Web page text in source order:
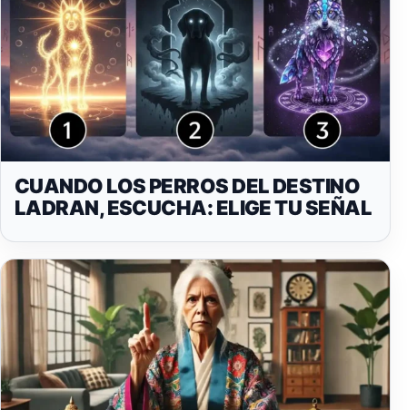
CUANDO LOS PERROS DEL DESTINO
LADRAN, ESCUCHA: ELIGE TU SEÑAL